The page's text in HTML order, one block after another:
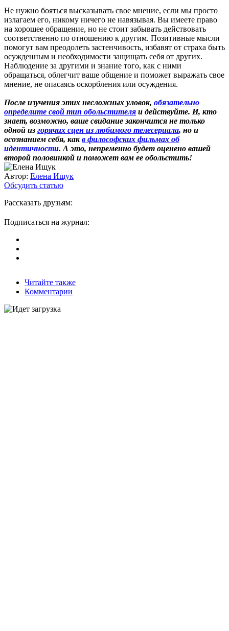
Не нужно бояться высказывать свое мнение, если мы просто
излагаем его, никому ничего не навязывая. Вы имеете право
на хорошее обращение, но не стоит забывать действовать
соответственно по отношению к другим. Позитивные мысли
помогут вам преодолеть застенчивость, избавят от страха быть
осужденным и необходимости защищать себя от других.
Наблюдение за другими и знание того, как с ними
обращаться, облегчит ваше общение и поможет выражать свое
мнение, не опасаясь оскорбления или осуждения.
После изучения этих несложных уловок, обязательно
определите свой тип обольстителя и действуйте. И, кто
знает, возможно, ваше свидание закончится не только
одной из горячих сцен из любимого телесериала, но и
осознанием себя, какв философских фильмах об
идентичности. А это, непременно будет оценено вашей
второй половинкой и поможет вам ее обольстить!
Автор: Елена Ищук
Обсудить статью
Рассказать друзьям:
Подписаться на журнал:
Читайте также
Комментарии